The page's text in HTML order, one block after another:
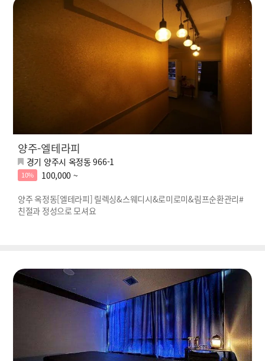
양주-엘테라피
경기 양주시 옥정동 966-1
10%
100,000 ~
양주 옥정동[엘테라피] 릴렉싱&스웨디시&로미로미&림프순환관리#
친절과 정성으로 모셔요